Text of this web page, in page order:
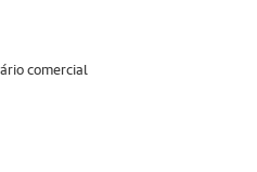
comercial